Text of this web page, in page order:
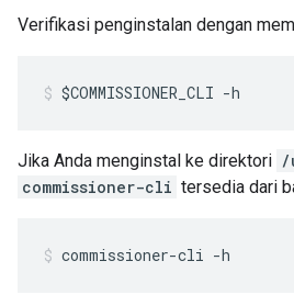
Verifikasi penginstalan dengan
$COMMISSIONER_CLI -h
Jika Anda menginstal ke direktori /
commissioner-cli tersedia dari
commissioner-cli -h